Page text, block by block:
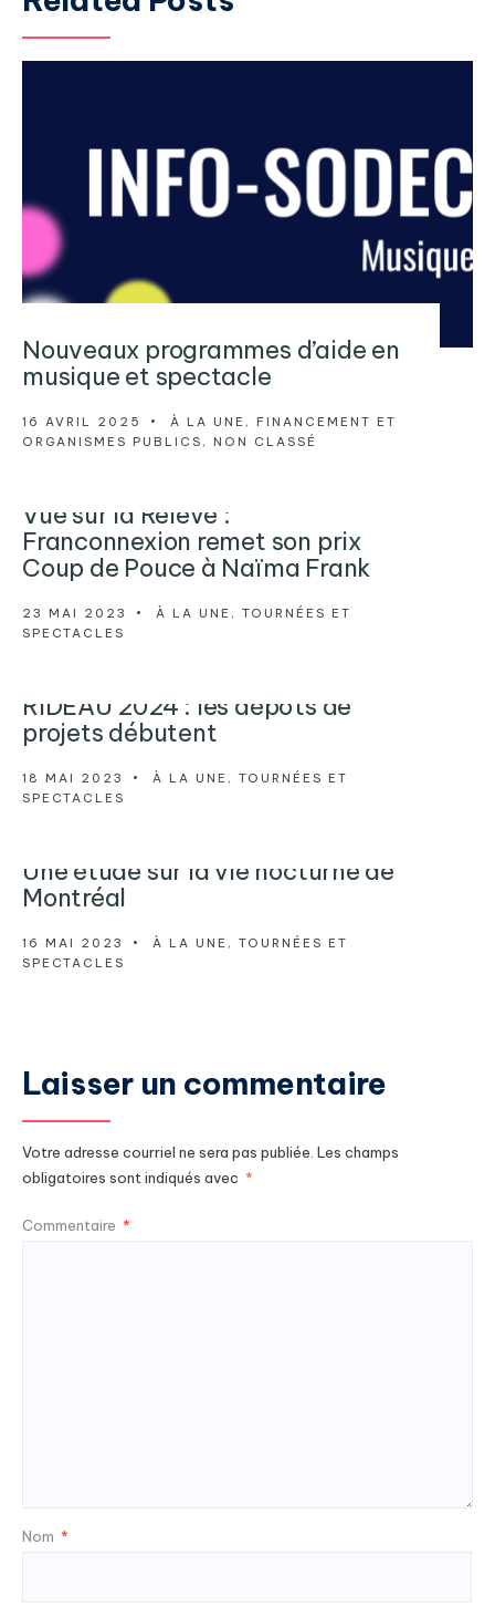
Nouveaux programmes d’aide en
musique et spectacle
16 AVRIL 2025 • À LA UNE , FINANCEMENT ET
ORGANISMES PUBLICS , NON CLASSÉ
Vue sur la Relève :
Franconnexion remet son prix
Coup de Pouce à Naïma Frank
23 MAI 2023 • À LA UNE , TOURNÉES ET
SPECTACLES
RIDEAU 2024 : les dépôts de
projets débutent
18 MAI 2023 • À LA UNE , TOURNÉES ET
SPECTACLES
Une étude sur la vie nocturne de
Montréal
16 MAI 2023 • À LA UNE , TOURNÉES ET
SPECTACLES
Laisser un commentaire
Votre adresse courriel ne sera pas publiée. Les champs
obligatoires sont indiqués avec *
Commentaire *
Nom *